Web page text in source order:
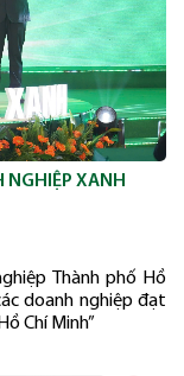
XANH
Thành phố Hồ
doanh nghiệp đạt
Chí Minh”